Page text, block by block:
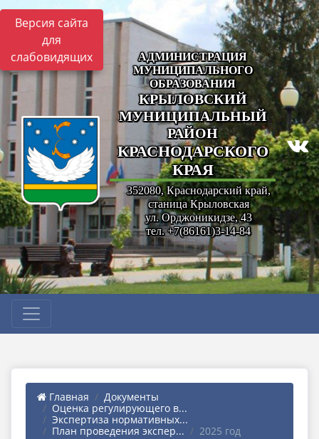
Версия сайта
для
слабовидящих
АДМИНИСТРАЦИЯ
МУНИЦИПАЛЬНОГО
ОБРАЗОВАНИЯ
КРЫЛОВСКИЙ
МУНИЦИПАЛЬНЫЙ
РАЙОН
КРАСНОДАРСКОГО
КРАЯ
352080, Краснодарский край,
станица Крыловская
ул. Орджоникидзе, 43
тел. +7(86161)3-14-84
Главная
Документы
Оценка регулирующего в...
Экспертиза нормативных...
План проведения экспер...
2025 год